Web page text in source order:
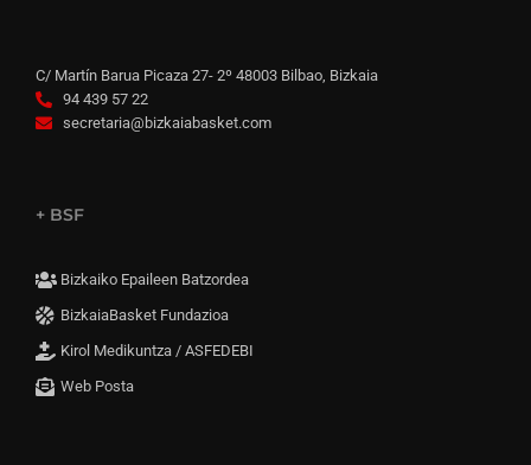
C/ Martín Barua Picaza 27- 2º 48003 Bilbao, Bizkaia
94 439 57 22
secretaria@bizkaiabasket.com
+ BSF
Bizkaiko Epaileen Batzordea
BizkaiaBasket Fundazioa
Kirol Medikuntza / ASFEDEBI
Web Posta